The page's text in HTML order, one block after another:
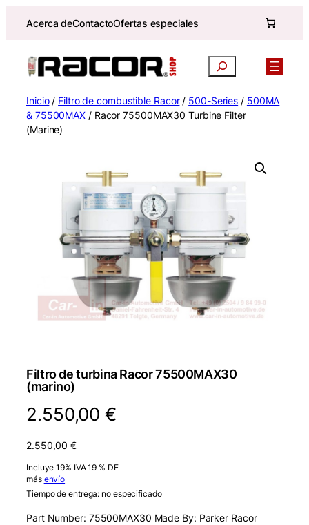
Acerca deContactoOfertas especiales
Buscar
Inicio/ Filtro de combustible Racor/ 500-Series / 500MA
& 75500MAX / Racor 75500MAX30 Turbine Filter
(Marine)
Filtro de turbina Racor 75500MAX30
(marino)
2.550,00€
2.550,00€
Incluye 19% IVA 19 % DE
más envío
Tiempo de entrega: no especificado
Part Number: 75500MAX30 Made By: Parker Racor